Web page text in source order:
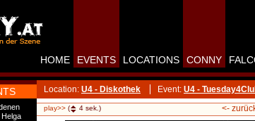
HOME EVENTS LOCATIONS CONNY
Location: U4 - Diskothek Event: U4 -
play>> ( 4 sek.) <-